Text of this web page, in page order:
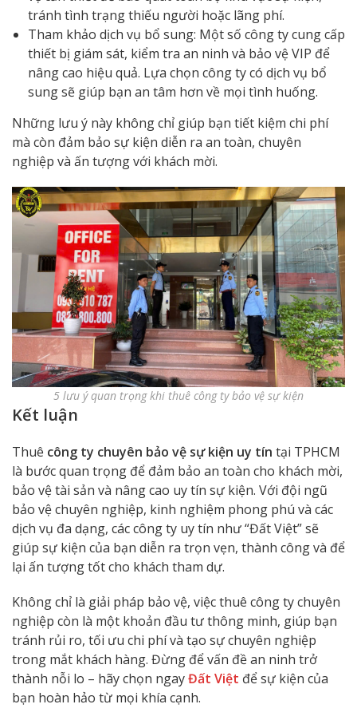
tránh tình trạng thiếu người hoặc lãng phí.
Tham khảo dịch vụ bổ sung: Một số công ty cung cấp
thiết bị giám sát, kiểm tra an ninh và bảo vệ VIP để
nâng cao hiệu quả. Lựa chọn công ty có dịch vụ bổ
sung sẽ giúp bạn an tâm hơn về mọi tình huống.
Những lưu ý này không chỉ giúp bạn tiết kiệm chi phí
mà còn đảm bảo sự kiện diễn ra an toàn, chuyên
nghiệp và ấn tượng với khách mời.
5 lưu ý quan trọng khi thuê công ty bảo vệ sự kiện
Kết luận
Thuê công ty chuyên bảo vệ sự kiện uy tín tại TPHCM
là bước quan trọng để đảm bảo an toàn cho khách mời,
bảo vệ tài sản và nâng cao uy tín sự kiện. Với đội ngũ
bảo vệ chuyên nghiệp, kinh nghiệm phong phú và các
dịch vụ đa dạng, các công ty uy tín như “Đất Việt” sẽ
giúp sự kiện của bạn diễn ra trọn vẹn, thành công và để
lại ấn tượng tốt cho khách tham dự.
Không chỉ là giải pháp bảo vệ, việc thuê công ty chuyên
nghiệp còn là một khoản đầu tư thông minh, giúp bạn
tránh rủi ro, tối ưu chi phí và tạo sự chuyên nghiệp
trong mắt khách hàng. Đừng để vấn đề an ninh trở
thành nỗi lo – hãy chọn ngayĐất Việt để sự kiện của
bạn hoàn hảo từ mọi khía cạnh.